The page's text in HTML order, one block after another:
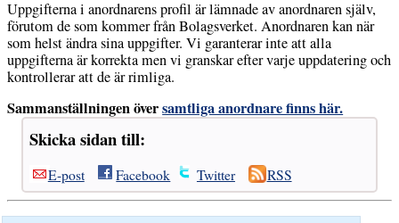
Uppgifterna i anordnarens profil är lämnade av anordnaren själv,
förutom de som kommer från Bolagsverket. Anordnaren kan när
som helst ändra sina uppgifter. Vi garanterar inte att alla
uppgifterna är korrekta men vi granskar efter varje uppdatering och
kontrollerar att de är rimliga.
Sammanställningen översamtliga anordnare finns här.
Skicka sidan till:
E-post Facebook Twitter RSS